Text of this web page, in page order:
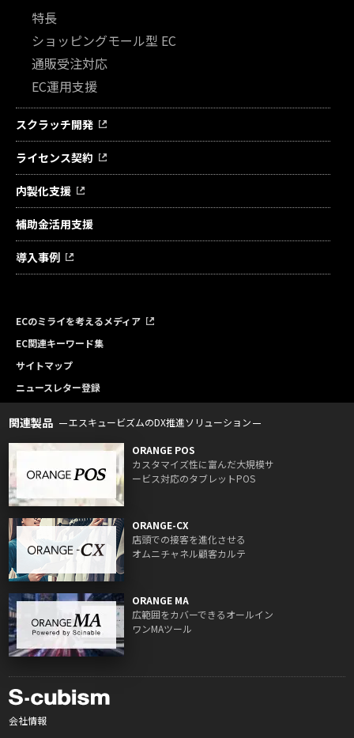
特長
ショッピングモール型 EC
通販受注対応
EC運用支援
スクラッチ開発
ライセンス契約
内製化支援
補助金活用支援
導入事例
ECのミライを考えるメディア
EC関連キーワード集
サイトマップ
ニュースレター登録
関連製品 エスキュービズムのDX推進ソリューション
ORANGE POS
カスタマイズ性に富んだ大規模サ
ービス対応のタブレットPOS
ORANGE-CX
店頭での接客を進化させる
オムニチャネル顧客カルテ
ORANGE MA
広範囲をカバーできるオールイン
ワンMAツール
会社情報